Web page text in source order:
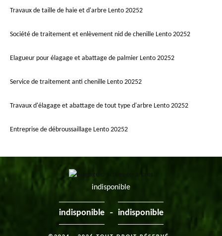
Travaux de taille de haie et d'arbre Lento 20252
Société de traitement et enlèvement nid de chenille Lento 20252
Elagueur pour élagage et abattage de palmier Lento 20252
Service de traitement anti chenille Lento 20252
Travaux d'élagage et abattage de tout type d'arbre Lento 20252
Entreprise de débroussaillage Lento 20252
indisponible
indisponible - indisponible